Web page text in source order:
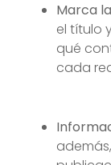
Marca
el título
qué
cada